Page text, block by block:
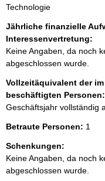
Technologie
Jährliche finanzielle
Interessenvertretung:
Keine Angaben, da noch
abgeschlossen wurde.
Vollzeitäquivalent der
beschäftigten Personen:
Geschäftsjahr vollständig
Betraute Personen: 1
Schenkungen:
Keine Angaben, da noch
abgeschlossen wurde.